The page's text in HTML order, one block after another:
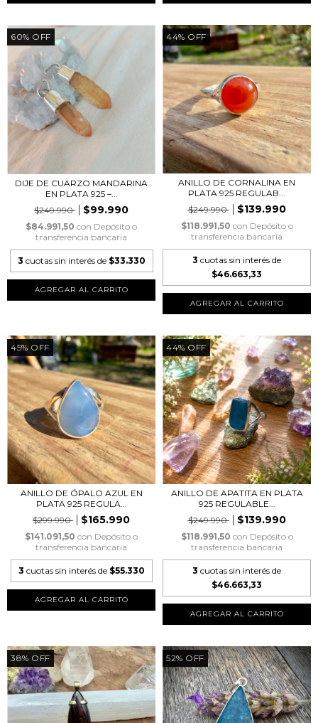
60% OFF
DIJE DE CUARZO MANDARINA
EN PLATA 925 –...
$249.990
$99.990
$84.991,50 con Depósito o
transferencia bancaria
3 cuotas sin interés de $33.330
AGREGAR AL CARRITO
44% OFF
ANILLO DE CORNALINA EN
PLATA 925 REGULAB...
$249.990
$139.990
$118.991,50 con Depósito o
transferencia bancaria
3 cuotas sin interés de
$46.663,33
45% OFF
ANILLO DE ÓPALO AZUL EN
PLATA 925 REGULA...
$299.990
$165.990
$141.091,50 con Depósito o
transferencia bancaria
3 cuotas sin interés de $55.330
44% OFF
ANILLO DE APATITA EN PLATA
925 REGULABLE...
$249.990
$139.990
$118.991,50 con Depósito o
transferencia bancaria
3 cuotas sin interés de
$46.663,33
38% OFF 52% OFF